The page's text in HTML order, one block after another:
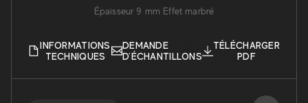
Épaisseur 9 mm Effet marbré
INFORMATIONS
TECHNIQUES
DEMANDE
D'ÉCHANTILLONS
TÉLÉCHARGER
PDF